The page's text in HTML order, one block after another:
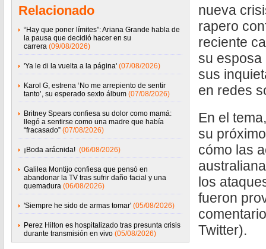
Relacionado
“Hay que poner límites”: Ariana Grande habla de
la pausa que decidió hacer en su
carrera (09/08/2026)
'Ya le di la vuelta a la página' (07/08/2026)
Karol G, estrena ‘No me arrepiento de sentir
tanto’, su esperado sexto álbum (07/08/2026)
Britney Spears confiesa su dolor como mamá:
llegó a sentirse como una madre que había
“fracasado” (07/08/2026)
¡Boda arácnida! (06/08/2026)
Galilea Montijo confiesa que pensó en
abandonar la TV tras sufrir daño facial y una
quemadura (06/08/2026)
'Siempre he sido de armas tomar' (05/08/2026)
Perez Hilton es hospitalizado tras presunta crisis
durante transmisión en vivo (05/08/2026)
nueva
rapero
reciente
su esposa
sus
en redes
En el
su
cómo las
los
fueron
Twitter).